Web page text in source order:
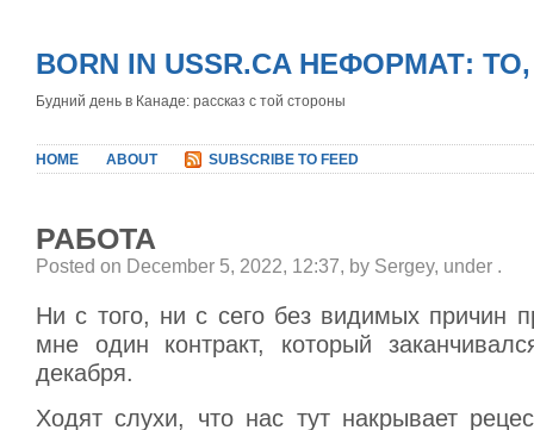
BORN IN USSR.CA НЕФОРМАТ:
Будний день в Канаде: рассказ с той стороны
HOME ABOUT SUBSCRIBE TO FEED
РАБОТА
Posted on December 5, 2022, 12:37, by Sergey, under .
Ни с того, ни с сего без видимых причин
мне один контракт, который
декабря.
Ходят слухи, что нас тут накрывает